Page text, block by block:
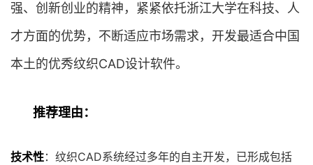
强、创新创业的精神，紧紧依托浙江大学在科技、人
才方面的优势，不断适应市场需求，开发最适合中国
本土的优秀纹织CAD设计软件。
推荐理由：
技术性：纹织CAD系统经过多年的自主开发，已形成包括